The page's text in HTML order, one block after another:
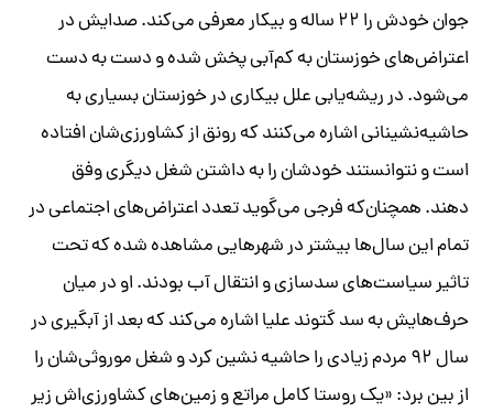
جوان خودش را ۲۲ ساله و بیکار معرفی می‌کند. صدایش در
اعتراض‌های خوزستان به کم‌آبی پخش شده و دست به دست
می‌شود. در ریشه‌یابی علل بیکاری در خوزستان بسیاری به
حاشیه‌نشینانی اشاره می‌کنند که رونق از کشاورزی‌شان افتاده
است و نتوانستند خودشان را به داشتن شغل دیگری وفق
دهند. همچنان‌که فرجی می‌گوید تعدد اعتراض‌های اجتماعی در
تمام این سال‌ها بیشتر در شهرهایی مشاهده شده که تحت
تاثیر سیاست‌های سدسازی و انتقال آب بودند. او در میان
حرف‌هایش به سد گتوند علیا اشاره می‌کند که بعد از آبگیری در
سال ۹۲ مردم زیادی را حاشیه نشین کرد و شغل موروثی‌شان را
از بین برد: «یک روستا کامل مراتع و زمین‌های کشاورزی‌اش زیر